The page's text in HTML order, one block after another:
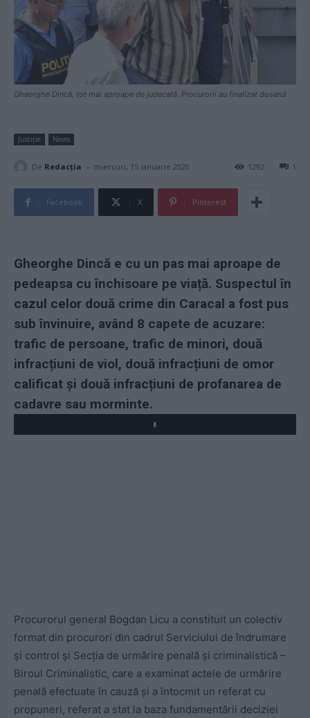
Gheorghe Dincă, tot mai aproape de judecată. Procurorii au finalizat dosarul
Justiție News
De Redacţia - miercuri, 15 ianuarie 2020 1
1292
Facebook X Pinterest
Gheorghe Dincă e cu un pas mai aproape de
pedeapsa cu închisoare pe viață. Suspectul în
cazul celor două crime din Caracal a fost pus
sub învinuire, având 8 capete de acuzare:
trafic de persoane, trafic de minori, două
infracțiuni de viol, două infracțiuni de omor
calificat şi două infracțiuni de profanarea de
cadavre sau morminte.
Procurorul general Bogdan Licu a constituit un colectiv
format din procurori din cadrul Serviciului de îndrumare
şi control şi Secţia de urmărire penală şi criminalistică –
Biroul Criminalistic, care a examinat actele de urmărire
penală efectuate în cauză şi a întocmit un referat cu
propuneri, referat a stat la baza fundamentării deciziei